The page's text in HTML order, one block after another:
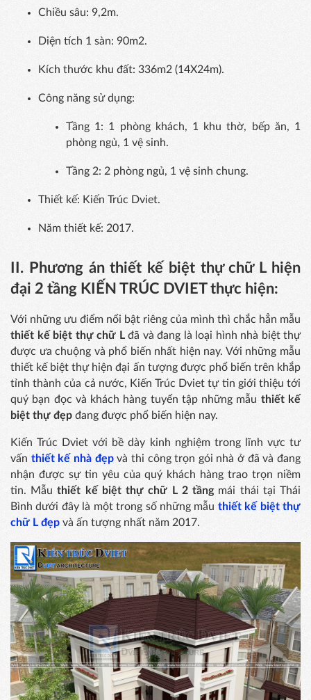
Chiều sâu: 9,2m.
Diện tích 1 sàn: 90m2.
Kích thước khu đất: 336m2 (14X24m).
Công năng sử dụng:
Tầng 1: 1 phòng khách, 1 khu thờ, bếp ăn, 1
phòng ngủ, 1 vệ sinh.
Tầng 2: 2 phòng ngủ, 1 vệ sinh chung.
Thiết kế: Kiến Trúc Dviet.
Năm thiết kế: 2017.
II. Phương án thiết kế biệt thự chữ L hiện
đại 2 tầng KIẾN TRÚC DVIET thực hiện:
Với những ưu điểm nổi bật riêng của mình thì chắc hẳn mẫu
thiết kế biệt thự chữ Lđã và đang là loại hình nhà biệt thự
được ưa chuộng và phổ biến nhất hiện nay. Với những mẫu
thiết kế biệt thự hiện đại ấn tượng được phổ biến trên khắp
tỉnh thành của cả nước, Kiến Trúc Dviet tự tin giới thiệu tới
quý bạn đọc và khách hàng tuyển tập những mẫu thiết kế
biệt thự đẹp đang được phổ biến hiện nay.
Kiến Trúc Dviet với bề dày kinh nghiệm trong lĩnh vực tư
vấn thiết kế nhà đẹpvà thi công trọn gói nhà ở đã và đang
nhận được sự tin yêu của quý khách hàng trao trọn niềm
tin. Mẫuthiết kế biệt thự chữ L 2 tầngmái thái tại Thái
Bình dưới đây là một trong số những mẫu thiết kế biệt thự
chữ L đẹp và ấn tượng nhất năm 2017.